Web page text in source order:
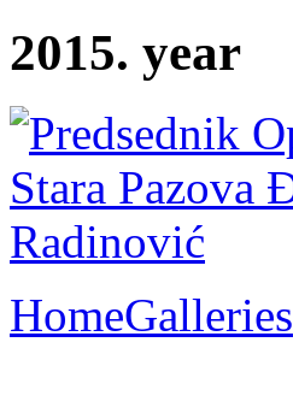
2015. year
HomeGalleries